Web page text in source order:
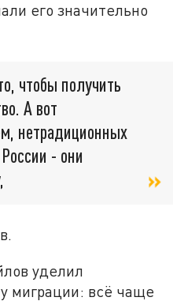
его значительно
чтобы получить
А вот
нетрадиционных
- они
уделил
миграции: всё чаще